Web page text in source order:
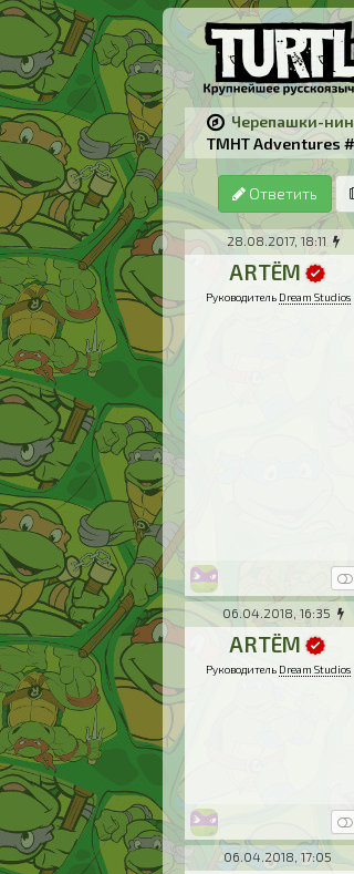
Черепашки-
TMHT Adventures
Ответить
28.08.2017, 18:11
ARTЁM
Руководитель Dream Studios
06.04.2018, 16:35
ARTЁM
Руководитель Dream Studios
06.04.2018, 17:05